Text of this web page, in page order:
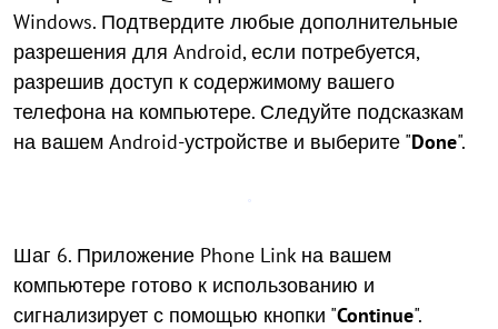
Windows. Подтвердите любые дополнительные
разрешения для Android, если потребуется,
разрешив доступ к содержимому вашего
телефона на компьютере. Следуйте подсказкам
на вашем Android-устройстве и выберите "Done".
Шаг 6. Приложение Phone Link на вашем
компьютере готово к использованию и
сигнализирует с помощью кнопки "Continue".